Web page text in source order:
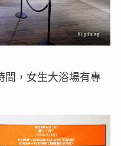
間，女生大浴場有專